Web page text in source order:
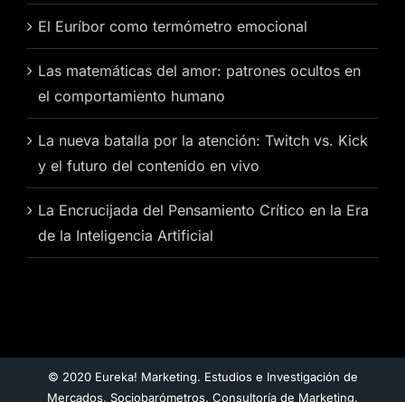
El Euríbor como termómetro emocional
Las matemáticas del amor: patrones ocultos en
el comportamiento humano
La nueva batalla por la atención: Twitch vs. Kick
y el futuro del contenido en vivo
La Encrucijada del Pensamiento Crítico en la Era
de la Inteligencia Artificial
© 2020 Eureka! Marketing. Estudios e Investigación de
Mercados. Sociobarómetros. Consultoría de Marketing.